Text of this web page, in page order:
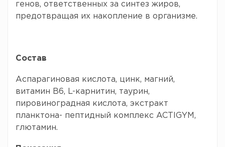
генов, ответственных за синтез жиров,
предотвращая их накопление в организме.
Состав
Аспарагиновая кислота, цинк, магний,
витамин B6, L-карнитин, таурин,
пировиноградная кислота, экстракт
планктона- пептидный комплекс ACTIGYM,
глютамин.